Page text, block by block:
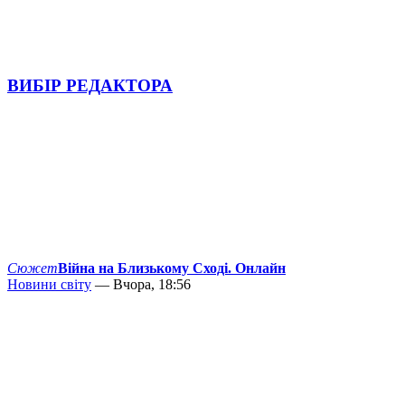
ВИБІР РЕДАКТОРА
СюжетВійна на Близькому Сході. Онлайн
Новини світу — Вчора, 18:56